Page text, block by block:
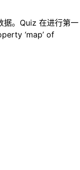
。Quiz 在进行第一
‘map’ of